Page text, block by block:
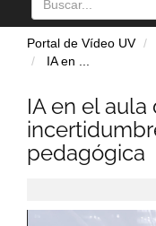
Portal de Vídeo UV
IA en
IA en el
pedagógica